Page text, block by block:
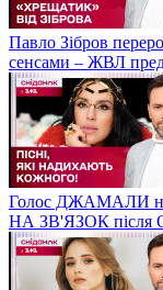
Павло Зібров
сенсами – ЖВЛ
Голос ДЖАМАЛИ на
НА ЗВ'ЯЗОК після